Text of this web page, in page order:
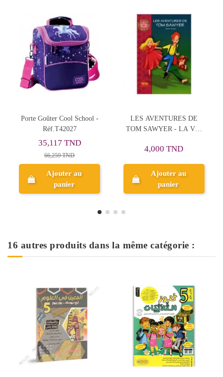
LES AVENTURES DE
SAWYER - LA VIE
EN ROSE - YAMAMA
4,000 TND
Ajouter au
panier
Acitivity Book - English -
5th Year Basic Education
3,000 TND
Ajouter au
panier
16 autres produits dans la même catégorie :